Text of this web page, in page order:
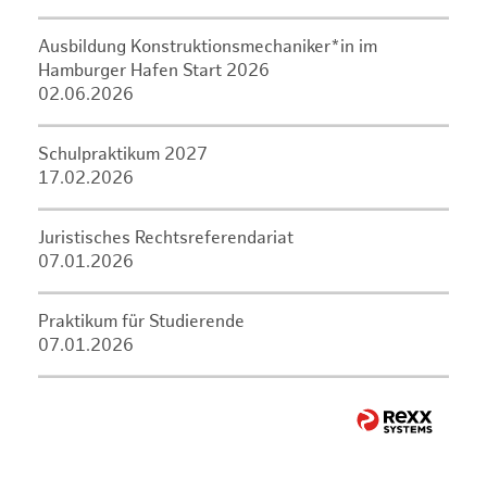
Ausbildung Konstruktionsmechaniker*in im
Hamburger Hafen Start 2026
02.06.2026
Schulpraktikum 2027
17.02.2026
Juristisches Rechtsreferendariat
07.01.2026
Praktikum für Studierende
07.01.2026